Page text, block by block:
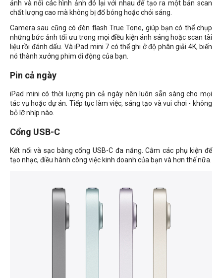
ảnh và nối các hình ảnh đó lại với nhau để tạo ra một bản scan
chất lượng cao mà không bị đổ bóng hoặc chói sáng.
Camera sau cũng có đèn flash True Tone, giúp bạn có thể chụp
những bức ảnh tối ưu trong mọi điều kiện ánh sáng hoặc scan tài
liệu rồi đánh dấu. Và iPad mini 7 có thể ghi ở độ phân giải 4K, biến
nó thành xưởng phim di động của bạn.
Pin cả ngày
iPad mini có thời lượng pin cả ngày nên luôn sẵn sàng cho mọi
tác vụ hoặc dự án. Tiếp tục làm việc, sáng tạo và vui chơi - không
bỏ lỡ nhịp nào.
Cổng USB-C
Kết nối và sạc bằng cổng USB-C đa năng. Cắm các phụ kiện để
tạo nhạc, điều hành công việc kinh doanh của bạn và hơn thế nữa.